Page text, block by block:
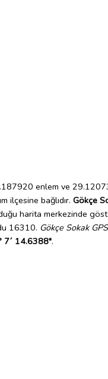
enlem ve
ilçesine bağlıdır. Gökçe
harita merkezinde
16310. Gökçe Sokak
7´ 14.6388".